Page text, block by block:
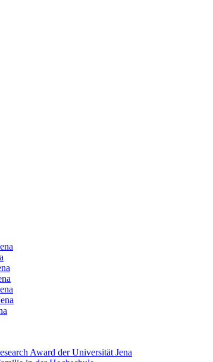
Award der Universität Jena